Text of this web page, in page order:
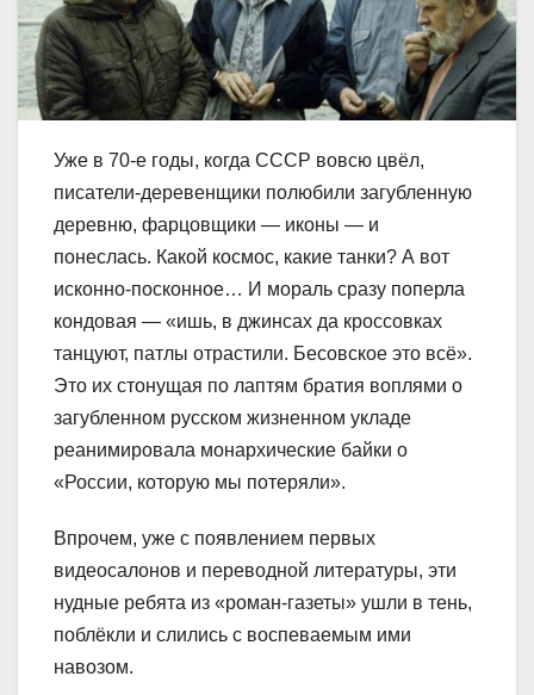
Уже в 70-е годы, когда СССР вовсю цвёл,
писатели-деревенщики полюбили загубленную
деревню, фарцовщики — иконы — и
понеслась. Какой космос, какие танки? А вот
исконно-посконное… И мораль сразу поперла
кондовая — «ишь, в джинсах да кроссовках
танцуют, патлы отрастили. Бесовское это всё».
Это их стонущая по лаптям братия воплями о
загубленном русском жизненном укладе
реанимировала монархические байки о
«России, которую мы потеряли».
Впрочем, уже с появлением первых
видеосалонов и переводной литературы, эти
нудные ребята из «роман-газеты» ушли в тень,
поблёкли и слились с воспеваемым ими
навозом.